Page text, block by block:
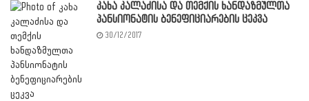
კახა კალაძისა და თემქის ხანდაზმულთა
პანსიონატის ბენეფიციარების ცეკვა
30/12/2017